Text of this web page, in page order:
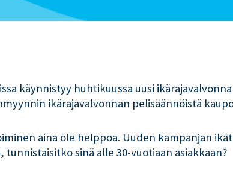
käynnistyy huhtikuussa uusi
ikärajavalvonnan pelisäännöistä
aina ole helppoa. Uuden kampanjan
sinä alle 30-vuotiaan asiakkaan?